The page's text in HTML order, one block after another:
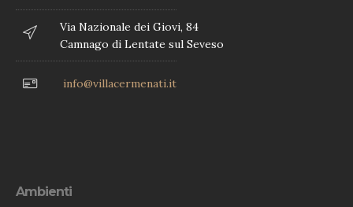
Via Nazionale dei Giovi, 84
Camnago di Lentate sul Seveso
info@villacermenati.it
Ambienti